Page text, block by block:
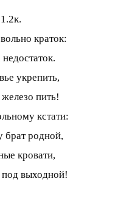
1.2к.
краток:
укрепить,
пить!
кстати:
брат родной,
кровати,
выходной!